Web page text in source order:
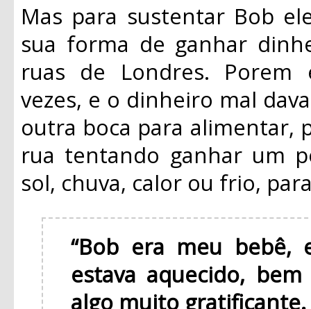
Mas para sustentar Bob
sua forma de ganhar
ruas de Londres. Porem
vezes, e o dinheiro mal
outra boca para alimentar,
rua tentando ganhar um
sol, chuva, calor ou frio,
“Bob era meu
estava aquecido,
algo muito gratificante.